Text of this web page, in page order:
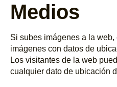
Medios
Si subes imágenes a la
imágenes con datos de
Los visitantes de la web
cualquier dato de ubicación